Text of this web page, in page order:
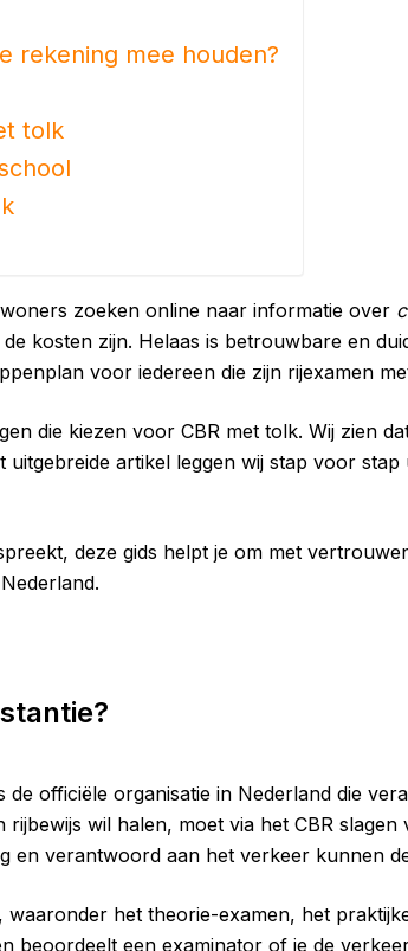
rekening mee houden?
tolk
zoeken online naar informatie over
kosten zijn. Helaas is betrouwbare en
voor iedereen die zijn rijexamen
die kiezen voor CBR met tolk. Wij zien
artikel leggen wij stap voor
deze gids helpt je om met
de officiële organisatie in Nederland die
rijbewijs wil halen, moet via het CBR
en verantwoord aan het verkeer kunnen
het theorie-examen, het
beoordeelt een examinator of je de